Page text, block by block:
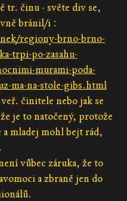
tr. činu - světe div se,
bránil/i :
regiony-brno-brno-
trpi-po-zasahu-
murami-poda-
ma-na-stole-gibs.html
činitele nebo jak se
je to natočený, protože
mladej mohl bejt rád,
vůbec záruka, že to
a zbraně jen do